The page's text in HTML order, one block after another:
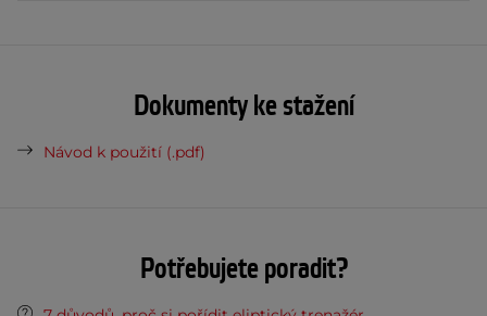
Dokumenty ke stažení
Návod k použití (.pdf)
Potřebujete poradit?